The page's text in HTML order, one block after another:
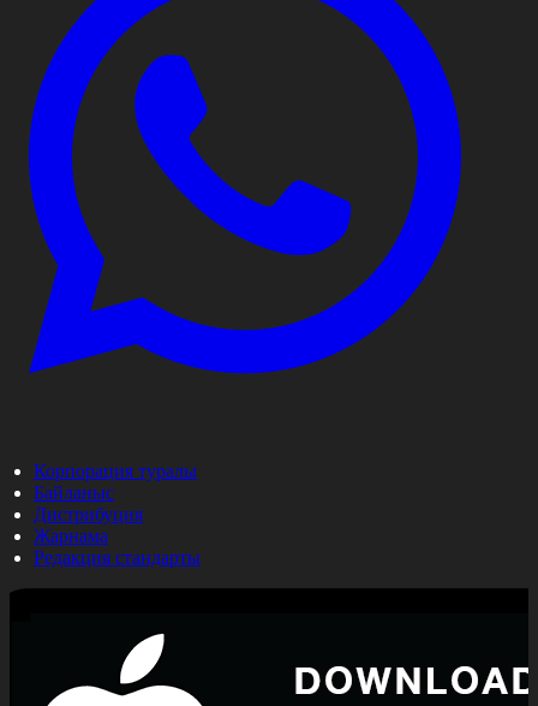
Корпорация туралы
Байланыс
Дистрибуция
Жарнама
Редакция стандарты